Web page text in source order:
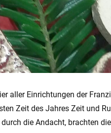
aller Einrichtungen der
Zeit des Jahres Zeit und
die Andacht, brachten